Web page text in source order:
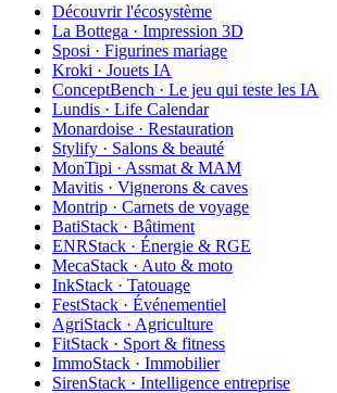
Découvrir l'écosystème
La Bottega · Impression 3D
Sposi · Figurines mariage
Kroki · Jouets IA
ConceptBench · Le jeu qui teste les IA
Lundis · Life Calendar
Monardoise · Restauration
Stylify · Salons & beauté
MonTipi · Assmat & MAM
Mavitis · Vignerons & caves
Montrip · Carnets de voyage
BatiStack · Bâtiment
ENRStack · Énergie & RGE
MecaStack · Auto & moto
InkStack · Tatouage
FestStack · Événementiel
AgriStack · Agriculture
FitStack · Sport & fitness
ImmoStack · Immobilier
SirenStack · Intelligence entreprise